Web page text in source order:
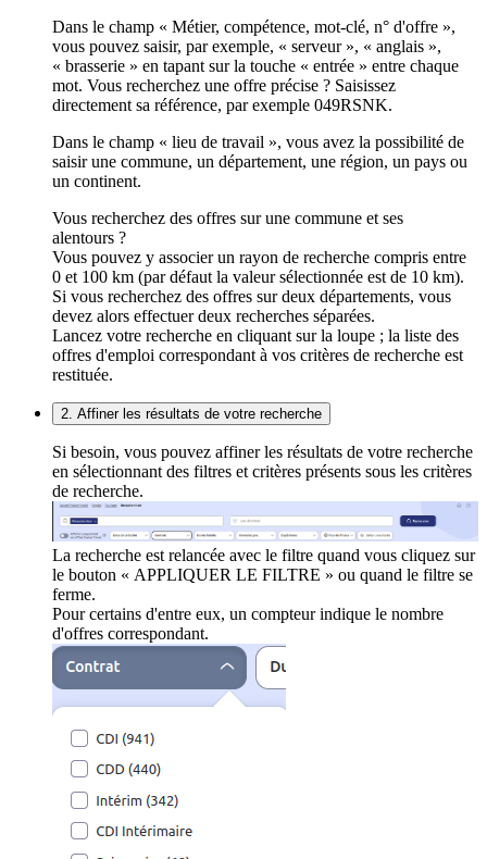
Dans le champ « Métier, compétence, mot-clé, n° d'offre »,
vous pouvez saisir, par exemple, « serveur », « anglais »,
« brasserie » en tapant sur la touche « entrée » entre chaque
mot. Vous recherchez une offre précise ? Saisissez
directement sa référence, par exemple 049RSNK.
Dans le champ « lieu de travail », vous avez la possibilité de
saisir une commune, un département, une région, un pays ou
un continent.
Vous recherchez des offres sur une commune et ses
alentours ?
Vous pouvez y associer un rayon de recherche compris entre
0 et 100 km (par défaut la valeur sélectionnée est de 10 km).
Si vous recherchez des offres sur deux départements, vous
devez alors effectuer deux recherches séparées.
Lancez votre recherche en cliquant sur la loupe ; la liste des
offres d'emploi correspondant à vos critères de recherche est
restituée.
2. Affiner les résultats de votre recherche
Si besoin, vous pouvez affiner les résultats de votre recherche
en sélectionnant des filtres et critères présents sous les critères
de recherche.
La recherche est relancée avec le filtre quand vous cliquez sur
le bouton « APPLIQUER LE FILTRE » ou quand le filtre se
ferme.
Pour certains d'entre eux, un compteur indique le nombre
d'offres correspondant.